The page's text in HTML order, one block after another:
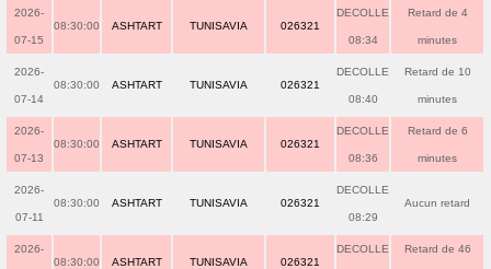
2026-
07-15
08:30:00 ASHTART TUNISAVIA 026321
DECOLLE
08:34
Retard de 4
minutes
2026-
07-14
08:30:00 ASHTART TUNISAVIA 026321
DECOLLE
08:40
Retard de 10
minutes
2026-
07-13
08:30:00 ASHTART TUNISAVIA 026321
DECOLLE
08:36
Retard de 6
minutes
2026-
07-11
08:30:00 ASHTART TUNISAVIA 026321
DECOLLE
08:29
Aucun retard
2026-
08:30:00 ASHTART TUNISAVIA 026321
DECOLLE Retard de 46